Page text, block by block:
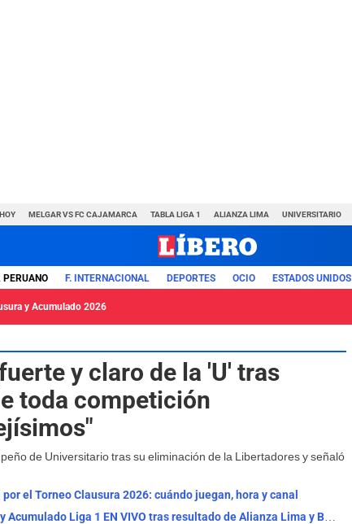
MELGAR VS FC CAJAMARCA TABLA LIGA 1 ALIANZA LIMA UNIVERSITARIO
PERUANO F. INTERNACIONAL DEPORTES OCIO ESTADOS UNIDOS
y Acumulado 2026
y claro de la 'U' tras
toda competición
de Universitario tras su eliminación de la Libertadores y señaló
el Torneo Clausura 2026: cuándo juegan, hora y canal
Tabla de posiciones del Clausura y Acumulado Liga 1 EN VIVO tras resultado de Alianza Lima y Boys